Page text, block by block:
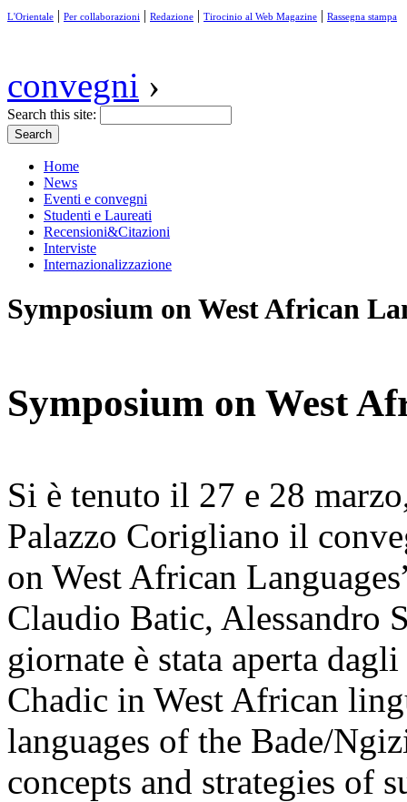
L'Orientale | Per collaborazioni | Redazione | Tirocinio al Web Magazine | Rassegna stampa
convegni ›
Search this site:
Home
News
Eventi e convegni
Studenti e Laureati
Recensioni&Citazioni
Interviste
Internazionalizzazione
Symposium on West African
Symposium on West
Si è tenuto il 27 e 28
Palazzo Corigliano il
on West African
Claudio Batic, Alessandro
giornate è stata aperta
Chadic in West African
languages of the Bade/
concepts and strategies of